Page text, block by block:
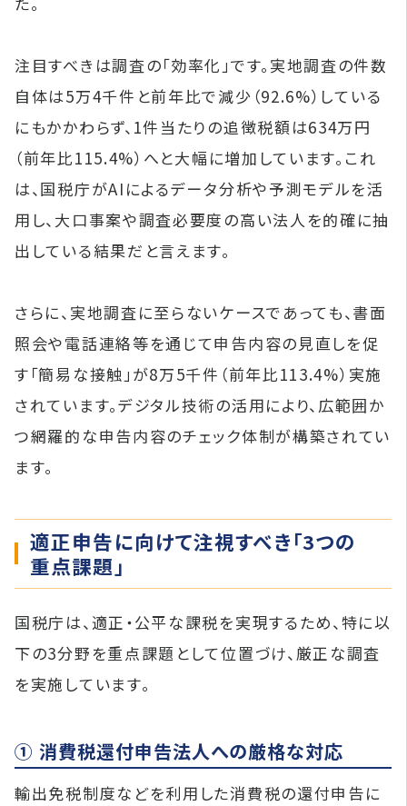
注目すべきは調査の「効率化」です。実地調査の件数
自体は5万4千件と前年比で減少（92.6%）している
にもかかわらず、1件当たりの追徴税額は634万円
（前年比115.4%）へと大幅に増加しています。これ
は、国税庁がAIによるデータ分析や予測モデルを活
用し、大口事案や調査必要度の高い法人を的確に抽
出している結果だと言えます。
さらに、実地調査に至らないケースであっても、書面
照会や電話連絡等を通じて申告内容の見直しを促
す「簡易な接触」が8万5千件（前年比113.4%）実施
されています。デジタル技術の活用により、広範囲か
つ網羅的な申告内容のチェック体制が構築されてい
ます。
適正申告に向けて注視すべき「3つの
重点課題」
国税庁は、適正・公平な課税を実現するため、特に以
下の3分野を重点課題として位置づけ、厳正な調査
を実施しています。
① 消費税還付申告法人への厳格な対応
輸出免税制度などを利用した消費税の還付申告に